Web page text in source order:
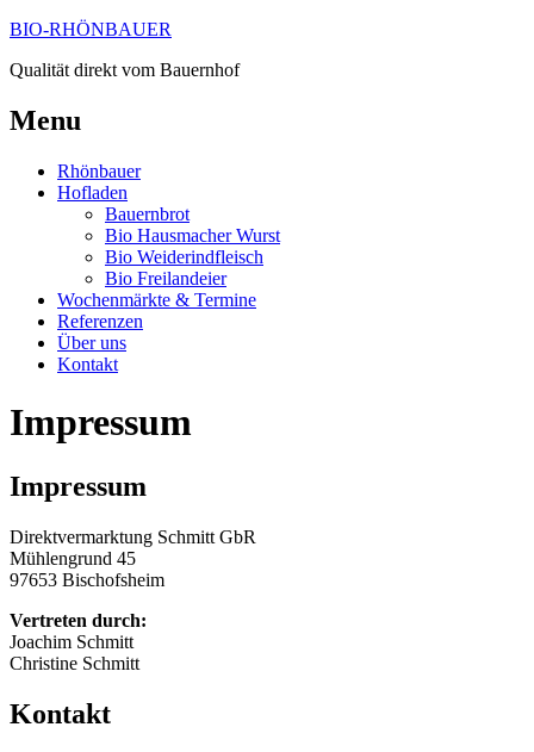
BIO-RHÖNBAUER
Qualität direkt vom Bauernhof
Menu
Rhönbauer
Hofladen
Bauernbrot
Bio Hausmacher Wurst
Bio Weiderindfleisch
Bio Freilandeier
Wochenmärkte & Termine
Referenzen
Über uns
Kontakt
Impressum
Impressum
Direktvermarktung Schmitt GbR
Mühlengrund 45
97653 Bischofsheim
Vertreten durch:
Joachim Schmitt
Christine Schmitt
Kontakt